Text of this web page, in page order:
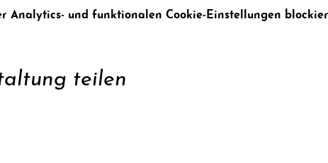
Analytics- und funktionalen Cookie-Einstellungen
teilen